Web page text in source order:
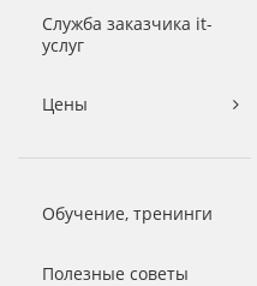
Служба заказчика it-
услуг
Цены
Обучение, тренинги
Полезные советы